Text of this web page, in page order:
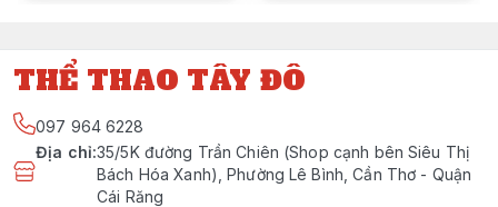
THỂ THAO TÂY ĐÔ
097 964 6228
Địa chỉ:35/5K đường Trần Chiên (Shop cạnh bên Siêu Thị
Bách Hóa Xanh), Phường Lê Bình, Cần Thơ - Quận
Cái Răng